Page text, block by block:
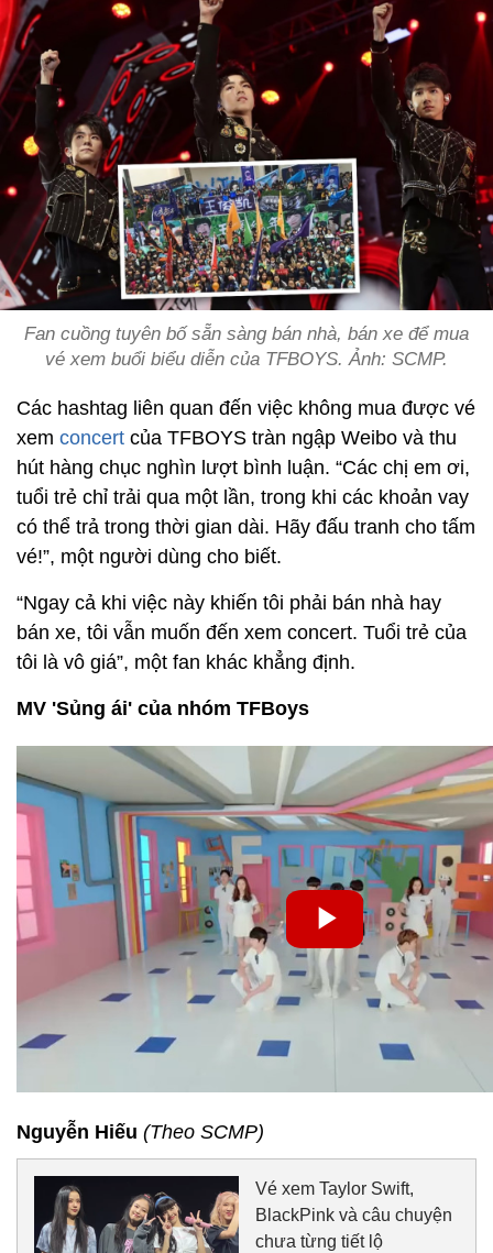
Fan cuồng tuyên bố sẵn sàng bán nhà, bán xe để mua
vé xem buổi biểu diễn của TFBOYS. Ảnh: SCMP.
Các hashtag liên quan đến việc không mua được vé
xem concert của TFBOYS tràn ngập Weibo và thu
hút hàng chục nghìn lượt bình luận. “Các chị em ơi,
tuổi trẻ chỉ trải qua một lần, trong khi các khoản vay
có thể trả trong thời gian dài. Hãy đấu tranh cho tấm
vé!”, một người dùng cho biết.
“Ngay cả khi việc này khiến tôi phải bán nhà hay
bán xe, tôi vẫn muốn đến xem concert. Tuổi trẻ của
tôi là vô giá”, một fan khác khẳng định.
MV 'Sủng ái' của nhóm TFBoys
Nguyễn Hiếu (Theo SCMP)
Vé xem Taylor Swift,
BlackPink và câu chuyện
chưa từng tiết lộ